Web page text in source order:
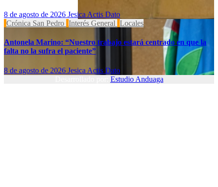
8 de agosto de 2026 Jesica Actis Dato
Crónica San Pedro Interés General Locales
Antonela Marino: “Nuestro trabajo estará centrado en que la
falta no la sufra el paciente”
8 de agosto de 2026 Jesica Actis Dato
Estudio Anduaga